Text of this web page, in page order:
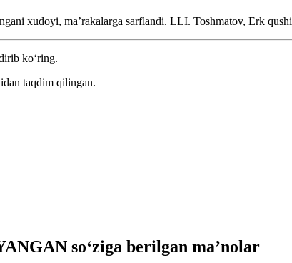
xudoyi, maʼrakalarga sarflandi. LLI. Toshmatov, Erk qushi
ko‘ring.
taqdim qilingan.
so‘ziga berilgan ma’nolar